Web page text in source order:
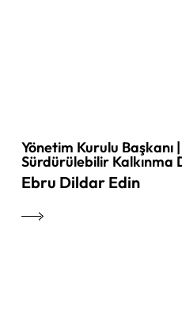
Yönetim Kurulu Başkanı
Sürdürülebilir Kalkınma
Ebru Dildar Edin